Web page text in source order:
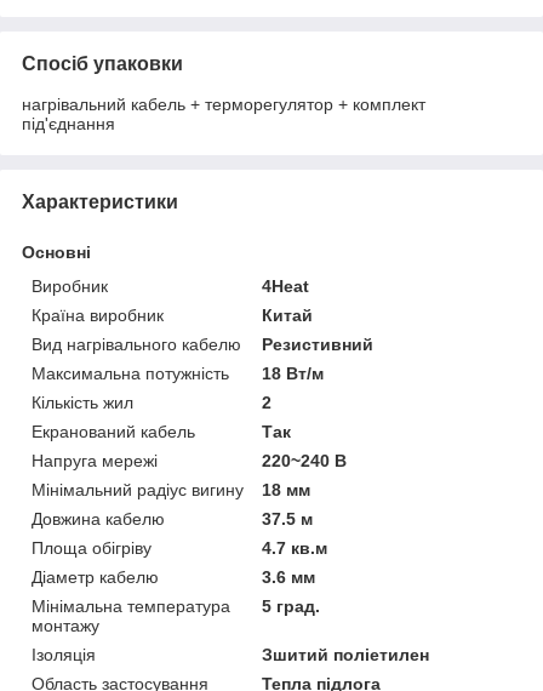
Спосіб упаковки
нагрівальний кабель + терморегулятор + комплект
під'єднання
Характеристики
Основні
Виробник
4Heat
Країна виробник
Китай
Вид нагрівального кабелю
Резистивний
Максимальна потужність
18 Вт/м
Кількість жил
2
Екранований кабель
Так
Напруга мережі
220~240 В
Мінімальний радіус вигину
18 мм
Довжина кабелю
37.5 м
Площа обігріву
4.7 кв.м
Діаметр кабелю
3.6 мм
Мінімальна температура
монтажу
5 град.
Ізоляція
Зшитий поліетилен
Область застосування
Тепла підлога